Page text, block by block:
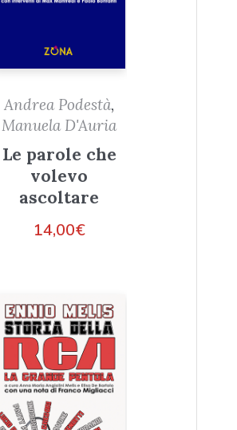
Andrea Podestà,
Manuela D'Auria
Le parole che
volevo
ascoltare
14,00€